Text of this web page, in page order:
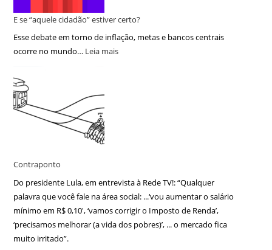
E se “aquele cidadão” estiver certo?
Esse debate em torno de inflação, metas e bancos centrais
ocorre no mundo… Leia mais
Contraponto
Do presidente Lula, em entrevista à Rede TV!: “Qualquer
palavra que você fale na área social: ...‘vou aumentar o salário
mínimo em R$ 0,10′, ‘vamos corrigir o Imposto de Renda’,
‘precisamos melhorar (a vida dos pobres)’, ... o mercado fica
muito irritado”.